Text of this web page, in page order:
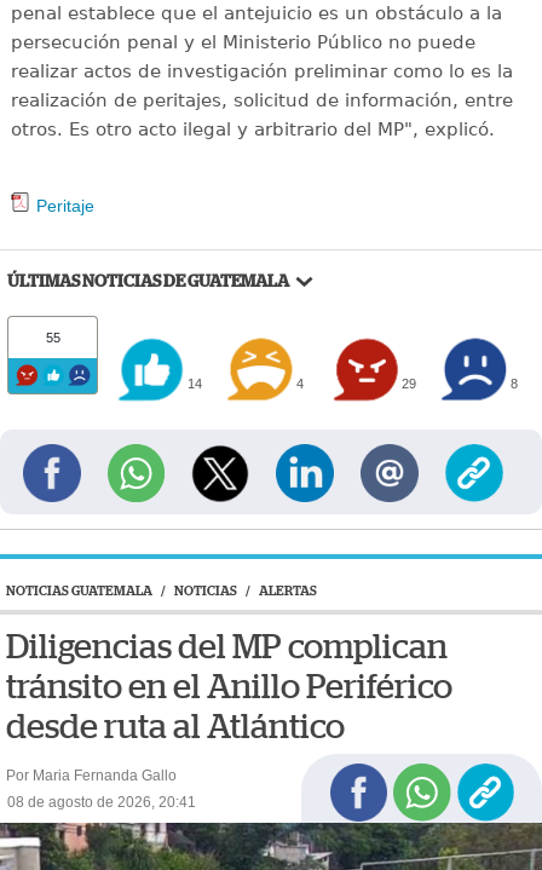
penal establece que el antejuicio es un obstáculo a la
persecución penal y el Ministerio Público no puede
realizar actos de investigación preliminar como lo es la
realización de peritajes, solicitud de información, entre
otros. Es otro acto ilegal y arbitrario del MP", explicó.
Peritaje
ÚLTIMAS NOTICIAS DE GUATEMALA
55
14 4 29 8
NOTICIAS GUATEMALA / NOTICIAS / ALERTAS
Diligencias del MP complican
tránsito en el Anillo Periférico
desde ruta al Atlántico
Por Maria Fernanda Gallo
08 de agosto de 2026, 20:41